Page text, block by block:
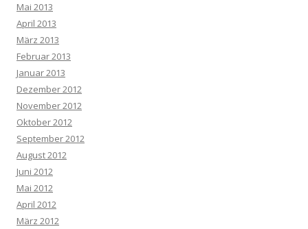
Mai 2013
April 2013
März 2013
Februar 2013
Januar 2013
Dezember 2012
November 2012
Oktober 2012
September 2012
August 2012
Juni 2012
Mai 2012
April 2012
März 2012